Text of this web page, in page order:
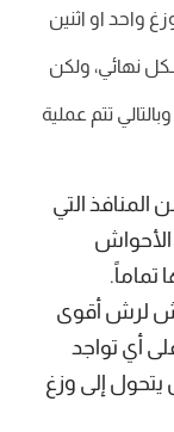
واحد او اثنين
نهائي، ولكن
تتم عملية
المنافذ التي
الأحواش
تماماً.
لرش أقوى
أي تواجد
إلى وزغ